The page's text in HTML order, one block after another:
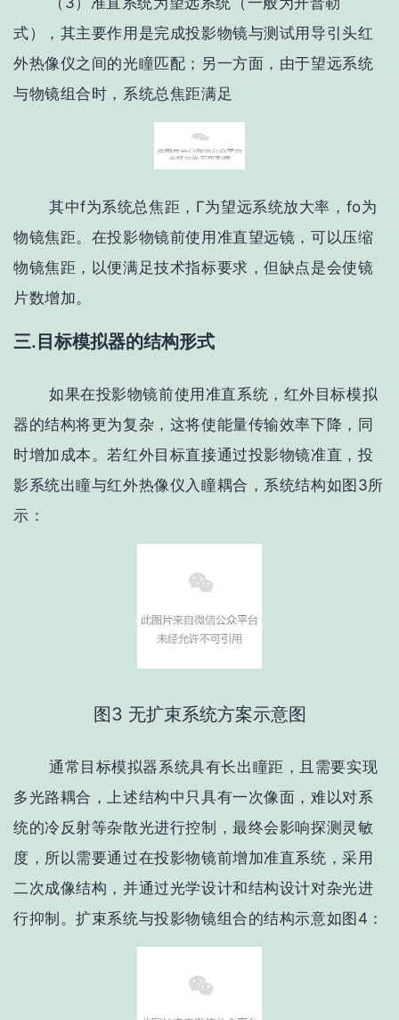
式），其主要作用是完成投影物镜与测试用导引头红
外热像仪之间的光瞳匹配；另一方面，由于望远系统
与物镜组合时，系统总焦距满足
其中f为系统总焦距，Γ为望远系统放大率，fo为
物镜焦距。在投影物镜前使用准直望远镜，可以压缩
物镜焦距，以便满足技术指标要求，但缺点是会使镜
片数增加。
三.目标模拟器的结构形式
如果在投影物镜前使用准直系统，红外目标模拟
器的结构将更为复杂，这将使能量传输效率下降，同
时增加成本。若红外目标直接通过投影物镜准直，投
影系统出瞳与红外热像仪入瞳耦合，系统结构如图3所
示：
图3 无扩束系统方案示意图
通常目标模拟器系统具有长出瞳距，且需要实现
多光路耦合，上述结构中只具有一次像面，难以对系
统的冷反射等杂散光进行控制，最终会影响探测灵敏
度，所以需要通过在投影物镜前增加准直系统，采用
二次成像结构，并通过光学设计和结构设计对杂光进
行抑制。扩束系统与投影物镜组合的结构示意如图4：